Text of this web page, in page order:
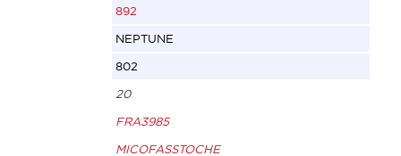
892
NEPTUNE
802
20
FRA3985
MICOFASSTOCHE